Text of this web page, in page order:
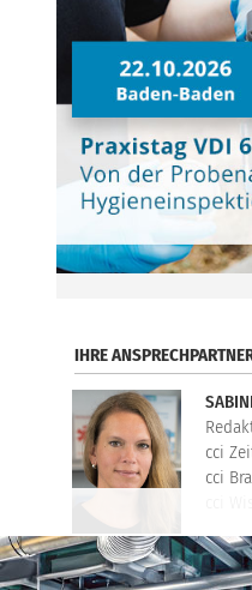
IHRE
cci
cci
E-